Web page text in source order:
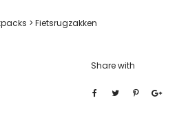
> Fietsrugzakken
Share with